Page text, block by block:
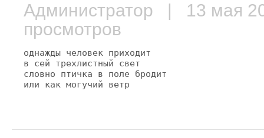
Администратор | 13 мая
просмотров
однажды человек приходит
в сей трехлистный свет
словно птичка в поле бродит
или как могучий ветр